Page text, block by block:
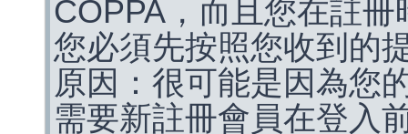
COPPA，而且您在註
您必須先按照您收到的
原因：很可能是因為您
需要新註冊會員在登入